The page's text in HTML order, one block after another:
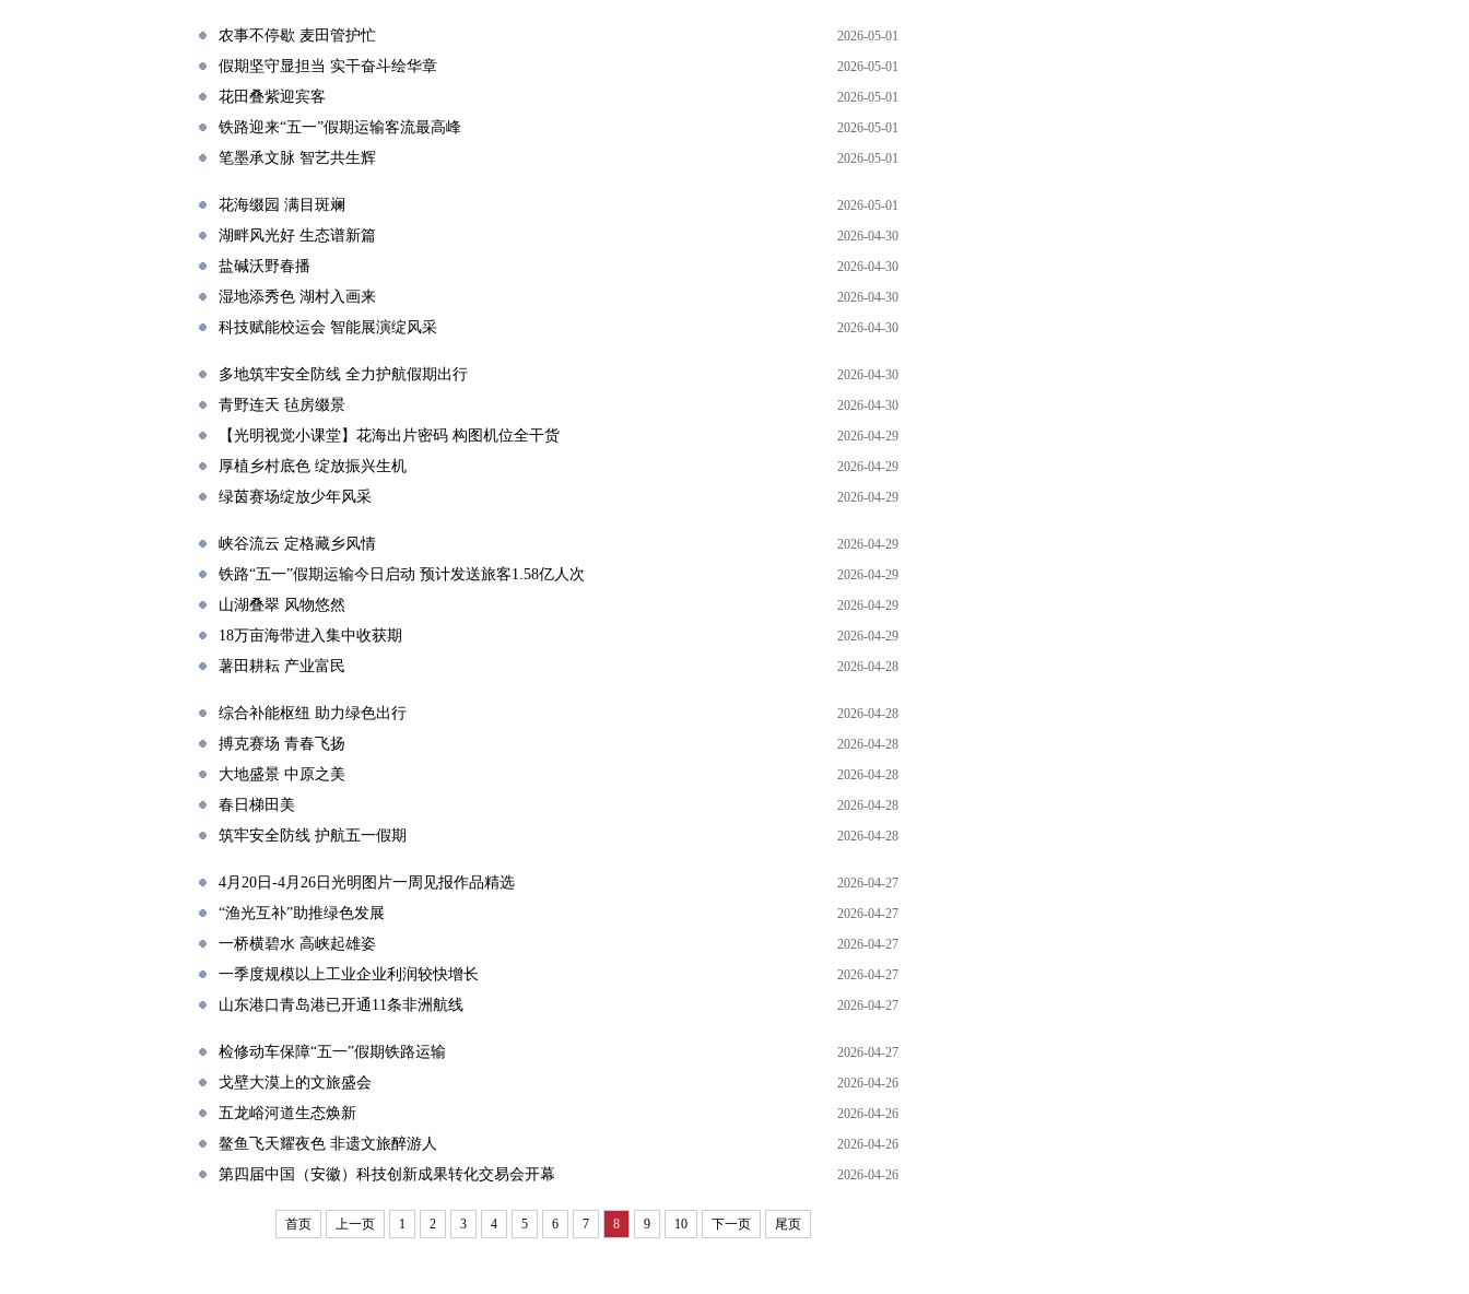
农事不停歇 麦田管护忙 2026-05-01
假期坚守显担当 实干奋斗绘华章 2026-05-01
花田叠紫迎宾客 2026-05-01
铁路迎来“五一”假期运输客流最高峰 2026-05-01
笔墨承文脉 智艺共生辉 2026-05-01
花海缀园 满目斑斓 2026-05-01
湖畔风光好 生态谱新篇 2026-04-30
盐碱沃野春播 2026-04-30
湿地添秀色 湖村入画来 2026-04-30
科技赋能校运会 智能展演绽风采 2026-04-30
多地筑牢安全防线 全力护航假期出行 2026-04-30
青野连天 毡房缀景 2026-04-30
【光明视觉小课堂】花海出片密码 构图机位全干货 2026-04-29
厚植乡村底色 绽放振兴生机 2026-04-29
绿茵赛场绽放少年风采 2026-04-29
峡谷流云 定格藏乡风情 2026-04-29
铁路“五一”假期运输今日启动 预计发送旅客1.58亿人次 2026-04-29
山湖叠翠 风物悠然 2026-04-29
18万亩海带进入集中收获期 2026-04-29
薯田耕耘 产业富民 2026-04-28
综合补能枢纽 助力绿色出行 2026-04-28
搏克赛场 青春飞扬 2026-04-28
大地盛景 中原之美 2026-04-28
春日梯田美 2026-04-28
筑牢安全防线 护航五一假期 2026-04-28
4月20日-4月26日光明图片一周见报作品精选 2026-04-27
“渔光互补”助推绿色发展 2026-04-27
一桥横碧水 高峡起雄姿 2026-04-27
一季度规模以上工业企业利润较快增长 2026-04-27
山东港口青岛港已开通11条非洲航线 2026-04-27
检修动车保障“五一”假期铁路运输 2026-04-27
戈壁大漠上的文旅盛会 2026-04-26
五龙峪河道生态焕新 2026-04-26
鳌鱼飞天耀夜色 非遗文旅醉游人 2026-04-26
第四届中国（安徽）科技创新成果转化交易会开幕 2026-04-26
首页 上一页 1 2 3 4 5 6 7 8 9 10 下一页 尾页